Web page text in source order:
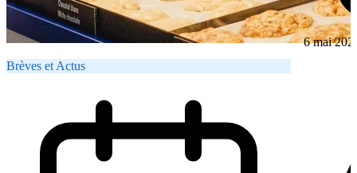
Brèves et Actus
6 mai